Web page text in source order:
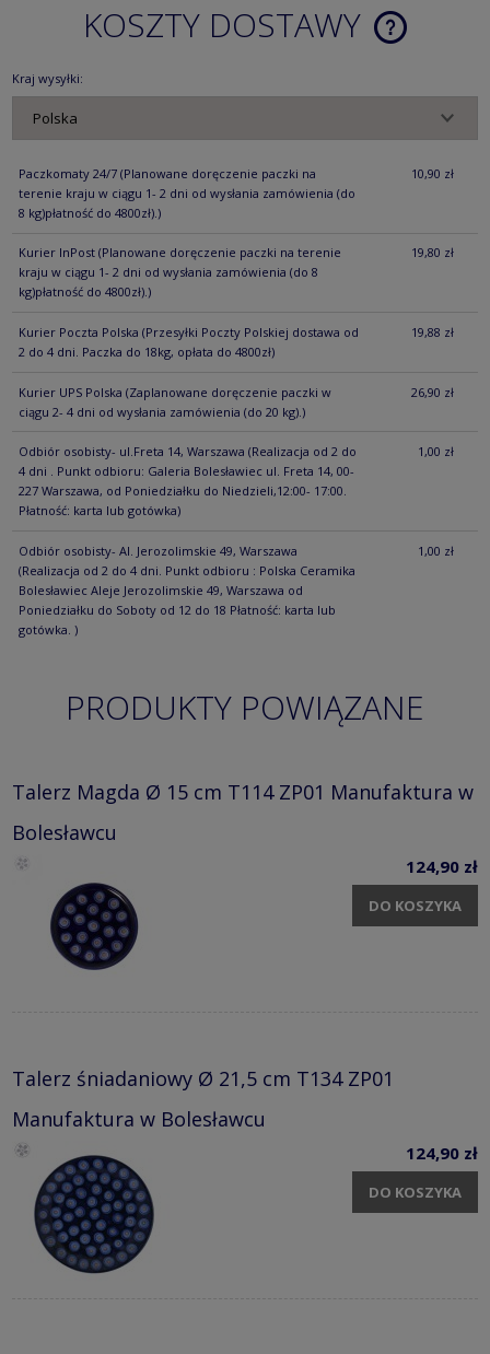
KOSZTY DOSTAWY
CENA NIE
Kraj wysyłki:
Paczkomaty 24/7 (Planowane doręczenie paczki na
terenie kraju w ciągu 1- 2 dni od wysłania zamówienia (do
8 kg)płatność do 4800zł).)
10,90 zł
Kurier InPost (Planowane doręczenie paczki na terenie
kraju w ciągu 1- 2 dni od wysłania zamówienia (do 8
kg)płatność do 4800zł).)
19,80 zł
Kurier Poczta Polska (Przesyłki Poczty Polskiej dostawa od
2 do 4 dni. Paczka do 18kg, opłata do 4800zł)
19,88 zł
Kurier UPS Polska (Zaplanowane doręczenie paczki w
ciągu 2- 4 dni od wysłania zamówienia (do 20 kg).)
26,90 zł
Odbiór osobisty- ul.Freta 14, Warszawa (Realizacja od 2 do
4 dni . Punkt odbioru: Galeria Bolesławiec ul. Freta 14, 00-
227 Warszawa, od Poniedziałku do Niedzieli,12:00- 17:00.
Płatność: karta lub gotówka)
1,00 zł
Odbiór osobisty- Al. Jerozolimskie 49, Warszawa
(Realizacja od 2 do 4 dni. Punkt odbioru : Polska Ceramika
Bolesławiec Aleje Jerozolimskie 49, Warszawa od
Poniedziałku do Soboty od 12 do 18 Płatność: karta lub
gotówka. )
1,00 zł
PRODUKTY POWIĄZANE
Talerz Magda Ø 15 cm T114 ZP01 Manufaktura w
Bolesławcu
124,90 zł
DO KOSZYKA
Talerz śniadaniowy Ø 21,5 cm T134 ZP01
Manufaktura w Bolesławcu
124,90 zł
DO KOSZYKA